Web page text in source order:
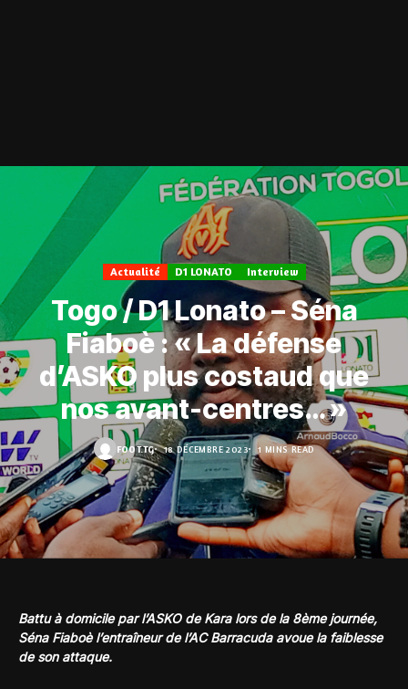
Actualité D1 LONATO Interview
Togo / D1 Lonato – Séna
Fiaboè : « La défense
d’ASKO plus costaud que
nos avant-centres… »
FOOT.TG 18 DÉCEMBRE 2023 1 MINS READ
Battu à domicile par l’ASKO de Kara lors de la 8ème journée,
Séna Fiaboè l’entraîneur de l’AC Barracuda avoue la faiblesse
de son attaque.